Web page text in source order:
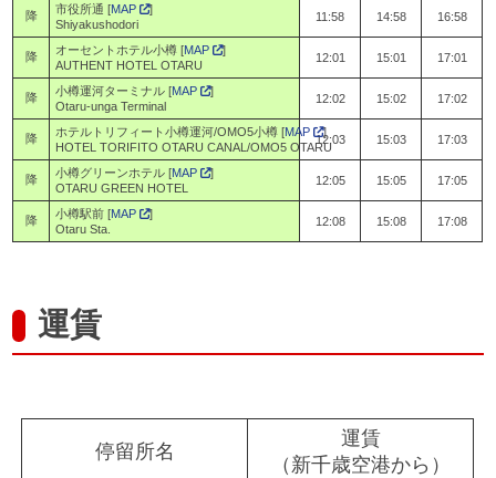
降 市役所通 [MAP
]
Shiyakushodori
11:58 14:58 16:58
降 オーセントホテル小樽 [MAP
]
AUTHENT HOTEL OTARU
12:01 15:01 17:01
降 小樽運河ターミナル [MAP
]
Otaru-unga Terminal
12:02 15:02 17:02
降 ホテルトリフィート小樽運河/OMO5小樽 [MAP
]
HOTEL TORIFITO OTARU CANAL/OMO5 OTARU
12:03 15:03 17:03
降 小樽グリーンホテル [MAP
]
OTARU GREEN HOTEL
12:05 15:05 17:05
降 小樽駅前 [MAP
]
Otaru Sta.
12:08 15:08 17:08
運賃
停留所名
運賃
（新千歳空港から）